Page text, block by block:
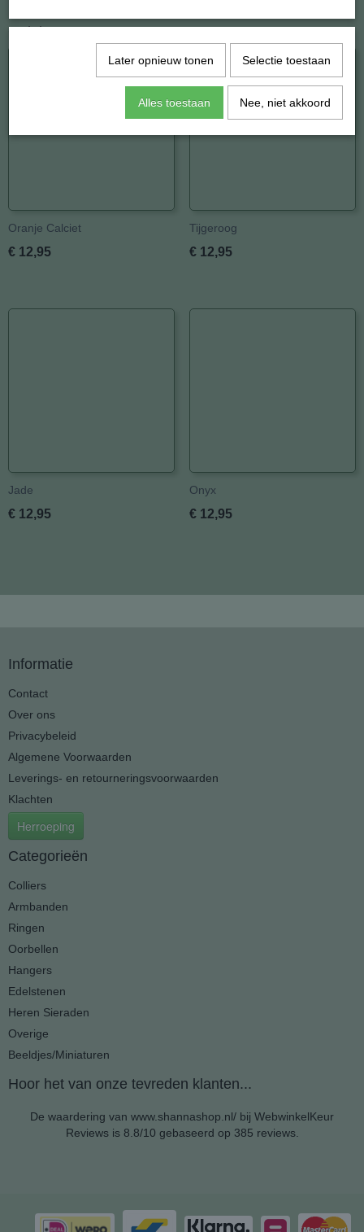
Ook interessant
Oranje Calciet
€ 12,95
Tijgeroog
€ 12,95
Jade
€ 12,95
Onyx
€ 12,95
Informatie
Contact
Over ons
Privacybeleid
Algemene Voorwaarden
Leverings- en retourneringsvoorwaarden
Klachten
Herroeping
Categorieën
Colliers
Armbanden
Ringen
Oorbellen
Hangers
Edelstenen
Heren Sieraden
Overige
Beeldjes/Miniaturen
Hoor het van onze tevreden klanten...
De waardering van www.shannashop.nl/ bij WebwinkelKeur
Reviewsis 8.8/10 gebaseerd op 385 reviews.
Later opnieuw tonen Selectie toestaan
Alles toestaan Nee, niet akkoord